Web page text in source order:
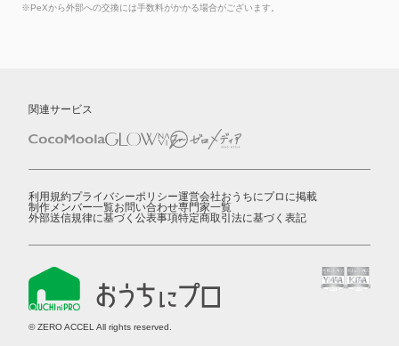
※PeXから外部への交換には手数料がかかる場合がございます。
関連サービス
利用規約プライバシーポリシー運営会社おうちにプロに掲載
制作メンバー一覧お問い合わせ専門家一覧
外部送信規律に基づく公表事項特定商取引法に基づく表記
© ZERO ACCEL All rights reserved.